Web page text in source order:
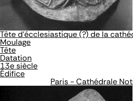
Tête d'écclesiastique (?) de la
Moulage
Tête
Datation
13e siècle
Édifice
Paris - Cathédrale